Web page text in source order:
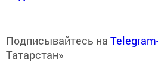
Подписывайтесь на
Татарстан»